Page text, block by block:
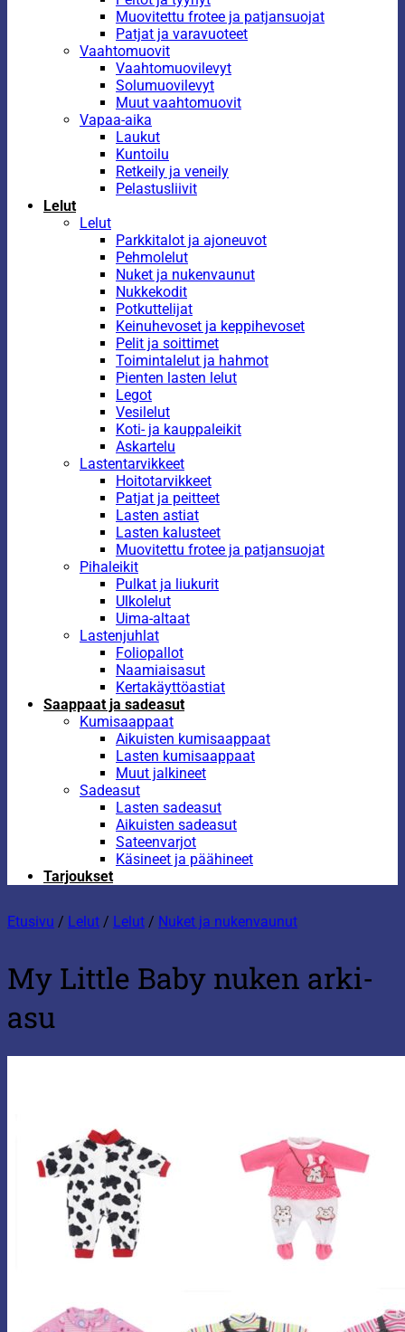
Muovitettu frotee ja patjansuojat
Patjat ja varavuoteet
Vaahtomuovit
Vaahtomuovilevyt
Solumuovilevyt
Muut vaahtomuovit
Vapaa-aika
Laukut
Kuntoilu
Retkeily ja veneily
Pelastusliivit
Lelut
Lelut
Parkkitalot ja ajoneuvot
Pehmolelut
Nuket ja nukenvaunut
Nukkekodit
Potkuttelijat
Keinuhevoset ja keppihevoset
Pelit ja soittimet
Toimintalelut ja hahmot
Pienten lasten lelut
Legot
Vesilelut
Koti- ja kauppaleikit
Askartelu
Lastentarvikkeet
Hoitotarvikkeet
Patjat ja peitteet
Lasten astiat
Lasten kalusteet
Muovitettu frotee ja patjansuojat
Pihaleikit
Pulkat ja liukurit
Ulkolelut
Uima-altaat
Lastenjuhlat
Foliopallot
Naamiaisasut
Kertakäyttöastiat
Saappaat ja sadeasut
Kumisaappaat
Aikuisten kumisaappaat
Lasten kumisaappaat
Muut jalkineet
Sadeasut
Lasten sadeasut
Aikuisten sadeasut
Sateenvarjot
Käsineet ja päähineet
Tarjoukset
Etusivu / Lelut / Lelut / Nuket ja nukenvaunut
My Little Baby nuken arki-
asu